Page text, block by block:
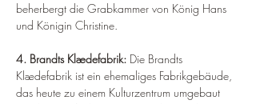
beherbergt die Grabkammer von König Hans
und Königin Christine.
4. Brandts Klædefabrik: Die Brandts
Klædefabrik ist ein ehemaliges Fabrikgebäude,
das heute zu einem Kulturzentrum umgebaut